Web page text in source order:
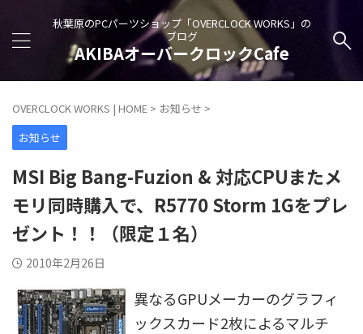
秋葉原のPCパーツショップ「OVERCLOCK WORKS」の
ブログ
AKIBAオーバークロックCafe
OVERCLOCK WORKS | HOME > お知らせ >
お知らせ
MSI Big Bang-Fuzion & 対応CPUまたメ
モリ同時購入で、R5770 Storm 1Gをプレ
ゼント！！（限定１名）
2010年2月26日
異なるGPUメーカーのグラフィ
ックスカード2枚によるマルチ